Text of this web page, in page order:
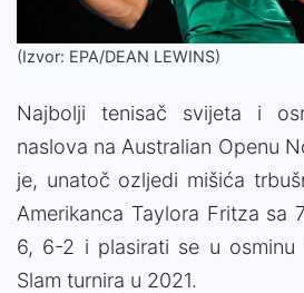
(Izvor: EPA/DEAN LEWINS)
Najbolji tenisač svijeta i
naslova na Australian Openu
je, unatoč ozljedi mišića
Amerikanca Taylora Fritza sa
6, 6-2 i plasirati se u osminu
Slam turnira u 2021.